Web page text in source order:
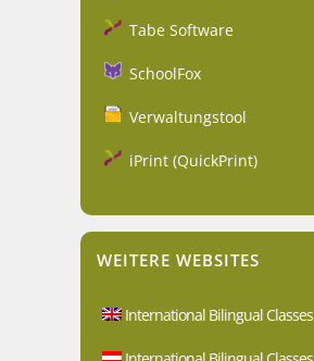
Tabe Software
SchoolFox
Verwaltungstool
iPrint (QuickPrint)
WEITERE WEBSITES
International Bilingual Classes